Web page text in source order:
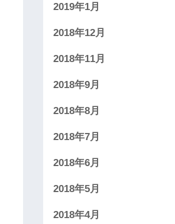
2019年1月
2018年12月
2018年11月
2018年9月
2018年8月
2018年7月
2018年6月
2018年5月
2018年4月